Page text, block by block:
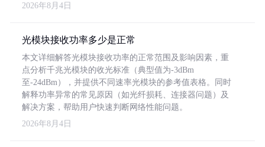
2026年8月4日
光模块接收功率多少是正常
本文详细解答光模块接收功率的正常范围及影响因素，重
点分析千兆光模块的收光标准（典型值为-3dBm
至-24dBm），并提供不同速率光模块的参考值表格。同时
解释功率异常的常见原因（如光纤损耗、连接器问题）及
解决方案，帮助用户快速判断网络性能问题。
2026年8月4日